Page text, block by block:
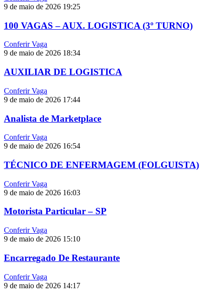
9 de maio de 2026 19:25
100 VAGAS – AUX. LOGISTICA (3º TURNO)
Conferir Vaga
9 de maio de 2026 18:34
AUXILIAR DE LOGISTICA
Conferir Vaga
9 de maio de 2026 17:44
Analista de Marketplace
Conferir Vaga
9 de maio de 2026 16:54
TÉCNICO DE ENFERMAGEM (FOLGUISTA)
Conferir Vaga
9 de maio de 2026 16:03
Motorista Particular – SP
Conferir Vaga
9 de maio de 2026 15:10
Encarregado De Restaurante
Conferir Vaga
9 de maio de 2026 14:17